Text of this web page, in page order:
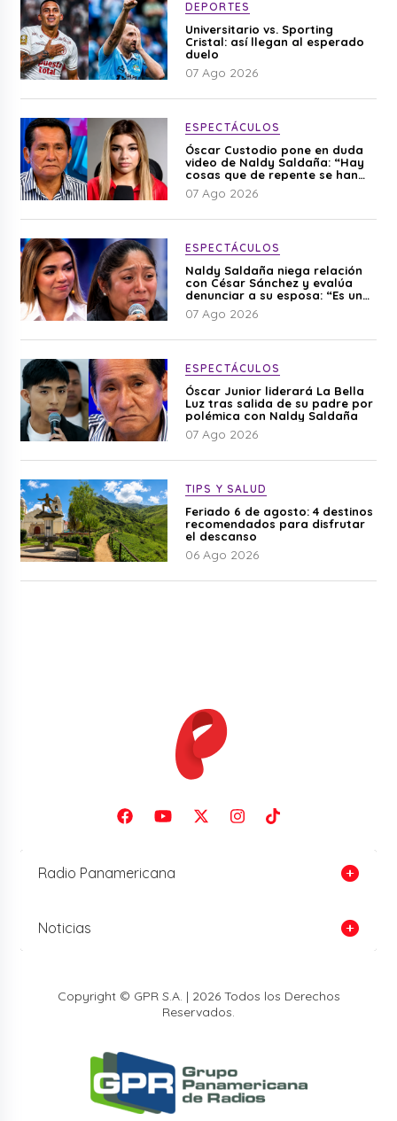
DEPORTES
Universitario vs. Sporting
Cristal: así llegan al esperado
duelo
07 Ago 2026
ESPECTÁCULOS
Óscar Custodio pone en duda
video de Naldy Saldaña: “Hay
cosas que de repente se han
editado”
07 Ago 2026
ESPECTÁCULOS
Naldy Saldaña niega relación
con César Sánchez y evalúa
denunciar a su esposa: “Es una
difamación”
07 Ago 2026
ESPECTÁCULOS
Óscar Junior liderará La Bella
Luz tras salida de su padre por
polémica con Naldy Saldaña
07 Ago 2026
TIPS Y SALUD
Feriado 6 de agosto: 4 destinos
recomendados para disfrutar
el descanso
06 Ago 2026
Radio Panamericana
Noticias
Copyright © GPR S.A. | 2026 Todos los Derechos
Reservados.